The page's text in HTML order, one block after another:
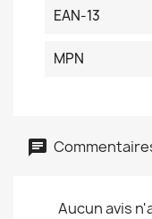
EAN-13
MPN
Aucun avis